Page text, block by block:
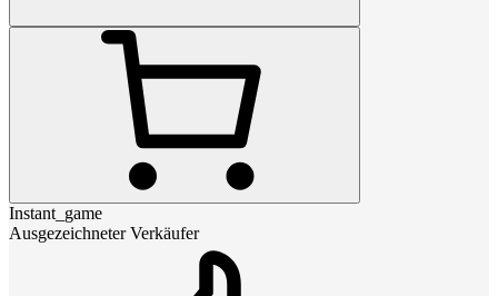
Instant_game
Ausgezeichneter Verkäufer